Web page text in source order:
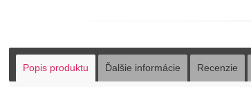
Popis produktu Ďalšie informácie Recenzie